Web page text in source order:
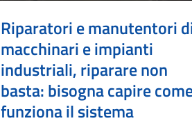
Riparatori e manutentori
macchinari e impianti
industriali, riparare non
basta: bisogna capire
funziona il sistema